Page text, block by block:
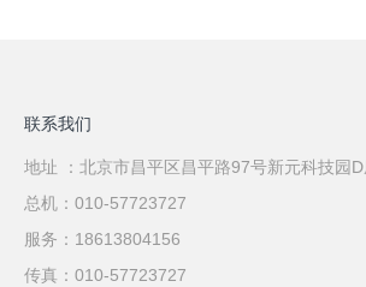
联系我们
地址 ：北京市昌平区昌平路97号新元科技园
总机：010-57723727
服务：18613804156
传真：010-57723727